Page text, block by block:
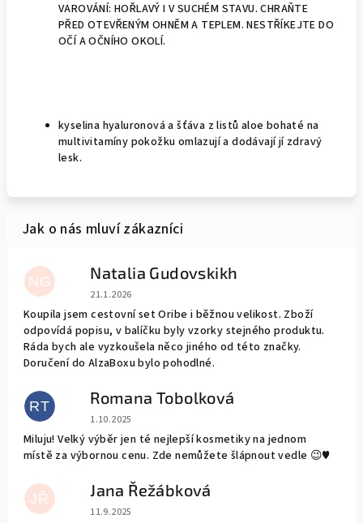
VAROVÁNÍ: HOŘLAVÝ I V SUCHÉM STAVU. CHRAŇTE
PŘED OTEVŘENÝM OHNĚM A TEPLEM. NESTŘÍKEJTE DO
OČÍ A OČNÍHO OKOLÍ.
kyselina hyaluronová a šťáva z listů aloe bohaté na
multivitamíny pokožku omlazují a dodávají jí zdravý
lesk.
NG Natalia Gudovskikh
Hodnocení obchodu je 5 z 5 hvězdiček.
21.1.2026
Koupila jsem cestovní set Oribe i běžnou velikost. Zboží
odpovídá popisu, v balíčku byly vzorky stejného produktu.
Ráda bych ale vyzkoušela něco jiného od této značky.
Doručení do AlzaBoxu bylo pohodlné.
RT Romana Tobolková
Hodnocení obchodu je 5 z 5 hvězdiček.
1.10.2025
Miluju! Velký výběr jen té nejlepší kosmetiky na jednom
místě za výbornou cenu. Zde nemůžete šlápnout vedle 😉♥️
JŘ Jana Řežábková
Hodnocení obchodu je 5 z 5 hvězdiček.
11.9.2025